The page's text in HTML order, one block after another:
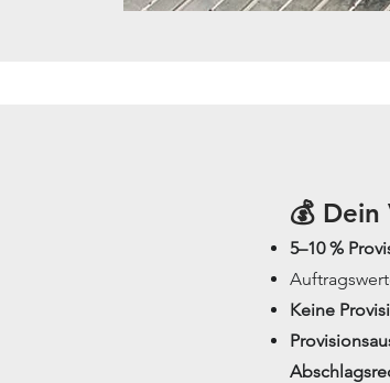
💰 Dein
5–10 %
Keine